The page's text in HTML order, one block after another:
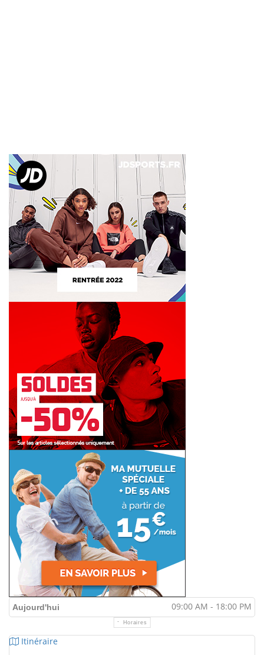
Aujourd'hui 09:00 AM - 18:00 PM
Horaires
Itinéraire